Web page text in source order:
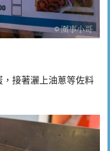
接著灑上油蔥等佐料